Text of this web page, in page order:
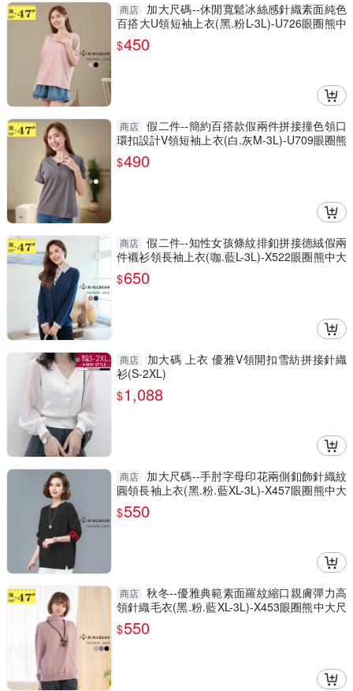
商店
加大尺碼--休閒寬鬆冰絲感針織素面純色
百搭大U領短袖上衣(黑.粉L-3L)-U726眼圈熊中
大尺碼
$450
商店 假二件--簡約百搭款假兩件拼接撞色領口
環扣設計V領短袖上衣(白.灰M-3L)-U709眼圈熊
中大尺碼
$490
商店 假二件--知性女孩條紋排釦拼接德絨假兩
件襯衫領長袖上衣(咖.藍L-3L)-X522眼圈熊中大
尺碼
$650
商店
加大碼 上衣 優雅V領開扣雪紡拼接針織
衫(S-2XL)
$1,088
商店
加大尺碼--手肘字母印花兩側釦飾針織紋
圓領長袖上衣(黑.粉.藍XL-3L)-X457眼圈熊中大
尺碼
$550
商店 秋冬--優雅典範素面羅紋縮口親膚彈力高
領針織毛衣(黑.粉.藍XL-3L)-X453眼圈熊中大尺
碼
$550